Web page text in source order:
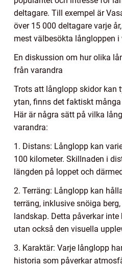
deltagare. Till exempel är
över 15 000 deltagare varje
mest välbesökta långloppen i
En diskussion om hur olika
från varandra
Trots att långlopp skidor kan
ytan, finns det faktiskt
Här är några sätt på vilka
varandra:
1. Distans: Långlopp kan
100 kilometer. Skillnaden i
längden på loppet och
2. Terräng: Långlopp kan
terräng, inklusive snöiga
landskap. Detta påverkar
utan också den visuella
3. Karaktär: Varje långlopp
historia som påverkar